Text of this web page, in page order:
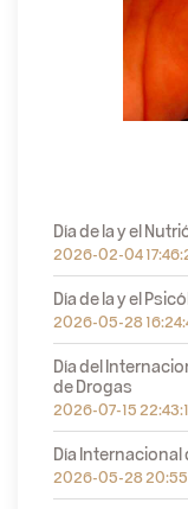
Día de la y el
2026-02-04
Día de la y el
2026-05-28
Día del
de Drogas
2026-07-15
Día Internacional
2026-05-28